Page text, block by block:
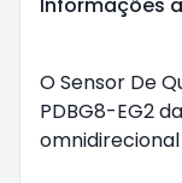
O Sensor De
PDBG8-EG2